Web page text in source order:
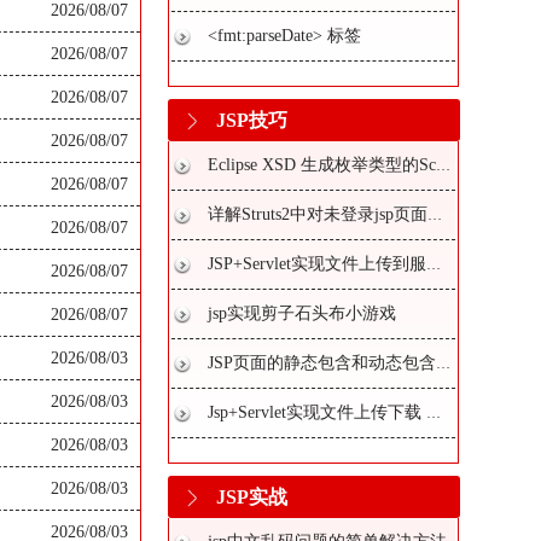
2026/08/07
2026/08/07
2026/08/07
2026/08/07
2026/08/07
2026/08/07
2026/08/07
2026/08/07
2026/08/03
2026/08/03
2026/08/03
2026/08/03
2026/08/03
<fmt:parseDate> 标签
JSP技巧
Eclipse XSD 生成枚举类型的Schema的实例详解
详解Struts2中对未登录jsp页面实现拦截功能
JSP+Servlet实现文件上传到服务器功能
jsp实现剪子石头布小游戏
JSP页面的静态包含和动态包含使用方法
Jsp+Servlet实现文件上传下载 删除上传文件（三）
JSP实战